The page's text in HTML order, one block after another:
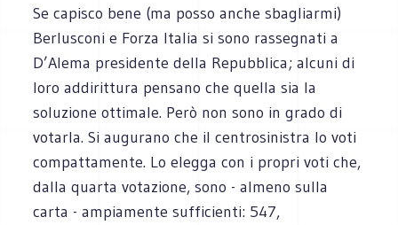
Se capisco bene (ma posso anche sbagliarmi)
Berlusconi e Forza Italia si sono rassegnati a
D’Alema presidente della Repubblica; alcuni di
loro addirittura pensano che quella sia la
soluzione ottimale. Però non sono in grado di
votarla. Si augurano che il centrosinistra lo voti
compattamente. Lo elegga con i propri voti che,
dalla quarta votazione, sono - almeno sulla
carta - ampiamente sufficienti: 547,